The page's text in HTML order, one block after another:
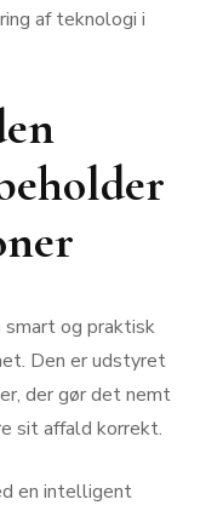
af teknologi i
og praktisk
Den er udstyret
der gør det nemt
sit affald korrekt.
en intelligent